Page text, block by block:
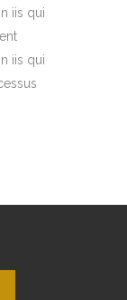
iis qui
iis qui